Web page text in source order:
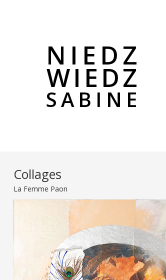
NIEDZ
WIEDZ
SABINE
Collages
La Femme Paon